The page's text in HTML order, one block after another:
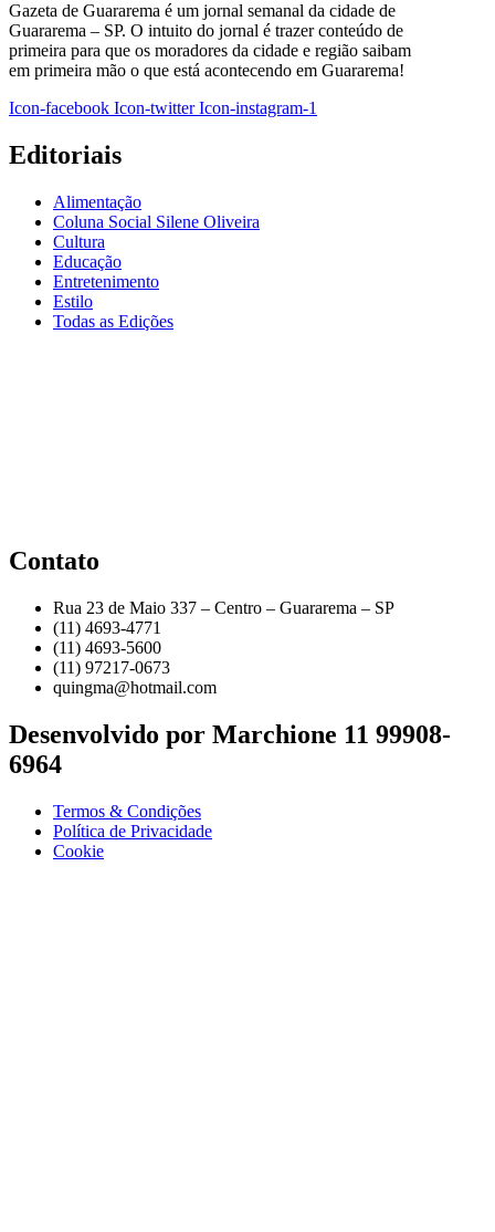
Gazeta de Guararema é um jornal semanal da cidade de
Guararema – SP. O intuito do jornal é trazer conteúdo de
primeira para que os moradores da cidade e região saibam
em primeira mão o que está acontecendo em Guararema!
Icon-facebook Icon-twitter Icon-instagram-1
Editoriais
Alimentação
Coluna Social Silene Oliveira
Cultura
Educação
Entretenimento
Estilo
Todas as Edições
Contato
Rua 23 de Maio 337 – Centro – Guararema – SP
(11) 4693-4771
(11) 4693-5600
(11) 97217-0673
quingma@hotmail.com
Desenvolvido por Marchione 11 99908-
6964
Termos & Condições
Política de Privacidade
Cookie